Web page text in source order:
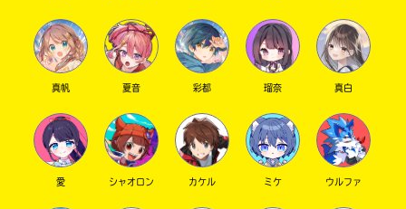
真帆 夏音 彩都 瑠奈 真白
愛 シャオロン カケル ミケ ウルファ